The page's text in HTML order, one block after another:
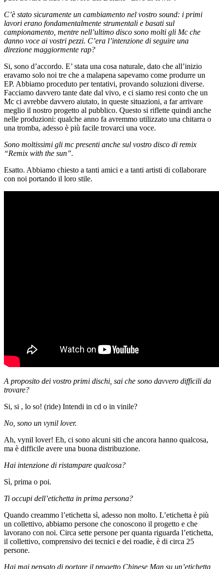
C’è stato sicuramente un cambiamento nel vostro sound: i primi
lavori erano fondamentalmente strumentali e basati sul
campionamento, mentre nell’ultimo disco sono molti gli Mc che
danno voce ai vostri pezzi. C’era l’intenzione di seguire una
direzione maggiormente rap?
Si, sono d’accordo. E’ stata una cosa naturale, dato che all’inizio
eravamo solo noi tre che a malapena sapevamo come produrre un
EP. Abbiamo proceduto per tentativi, provando soluzioni diverse.
Facciamo davvero tante date dal vivo, e ci siamo resi conto che un
Mc ci avrebbe davvero aiutato, in queste situazioni, a far arrivare
meglio il nostro progetto al pubblico. Questo si riflette quindi anche
nelle produzioni: qualche anno fa avremmo utilizzato una chitarra o
una tromba, adesso è più facile trovarci una voce.
Sono moltissimi gli mc presenti anche sul vostro disco di remix
“Remix with the sun”.
Esatto. Abbiamo chiesto a tanti amici e a tanti artisti di collaborare
con noi portando il loro stile.
A proposito dei vostro primi dischi, sai che sono davvero difficili da
trovare?
Si, si , lo so! (ride) Intendi in cd o in vinile?
No, sono un vynil lover.
Ah, vynil lover! Eh, ci sono alcuni siti che ancora hanno qualcosa,
ma è difficile avere una buona distribuzione.
Hai intenzione di ristampare qualcosa?
Sì, prima o poi.
Ti occupi dell’etichetta in prima persona?
Quando creammo l’etichetta sì, adesso non molto. L’etichetta è più
un collettivo, abbiamo persone che conoscono il progetto e che
lavorano con noi. Circa sette persone per quanta riguarda l’etichetta,
il collettivo, comprensivo dei tecnici e dei roadie, è di circa 25
persone.
Hai mai pensato di portare il progetto Chinese Man su un’etichetta